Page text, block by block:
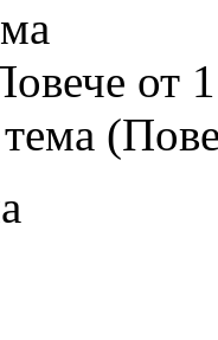
от